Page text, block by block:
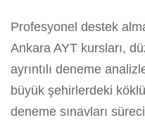
Profesyonel destek
Ankara AYT kursları,
ayrıntılı deneme
büyük şehirlerdeki
deneme sınavları